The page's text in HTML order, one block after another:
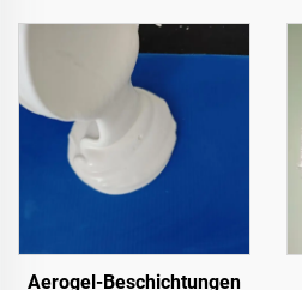
Kieselsteine, Kristallsteine,
Steinteppich für
gewerbliche und private
Anwendungen
Aerogel-Beschichtungen